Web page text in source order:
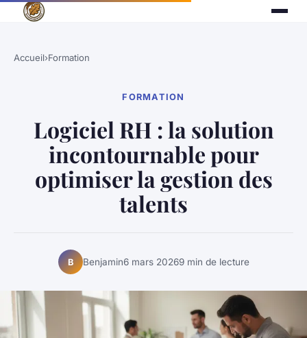
Accueil›Formation
FORMATION
Logiciel RH : la solution
incontournable pour
optimiser la gestion des
talents
B Benjamin6 mars 20269 min de lecture